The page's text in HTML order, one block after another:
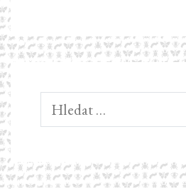
Vyhledávání